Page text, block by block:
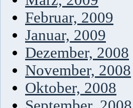
Februar, 2009
Januar, 2009
Dezember, 2008
November, 2008
Oktober, 2008